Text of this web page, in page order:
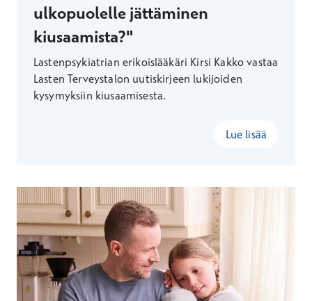
ulkopuolelle jättäminen
kiusaamista?"
Lastenpsykiatrian erikoislääkäri Kirsi Kakko vastaa
Lasten Terveystalon uutiskirjeen lukijoiden
kysymyksiin kiusaamisesta.
Lue lisää